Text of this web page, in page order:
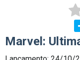
Marvel: